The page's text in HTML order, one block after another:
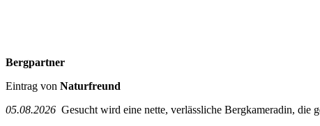
Bergpartner
Eintrag von Naturfreund
05.08.2026 Gesucht wird eine nette, verlässliche Bergkameradin,